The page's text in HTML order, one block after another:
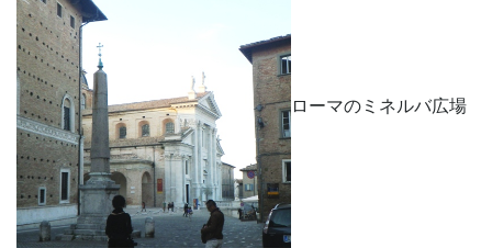
ローマのミネルバ広場